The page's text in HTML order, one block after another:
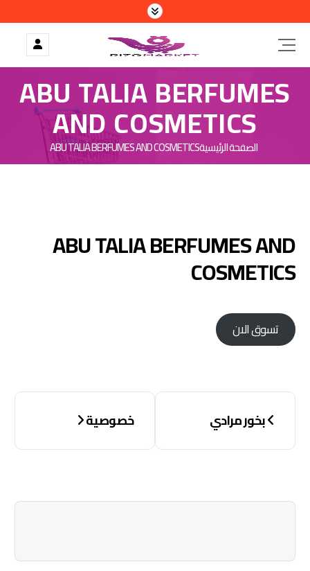
ABU TALIA BERFUMES
AND COSMETICS
الصفحة الرئيسيةABU TALIA BERFUMES AND COSMETICS
ABU TALIA BERFUMES AND
COSMETICS
تسوق الان
بخور مرادي خصوصية